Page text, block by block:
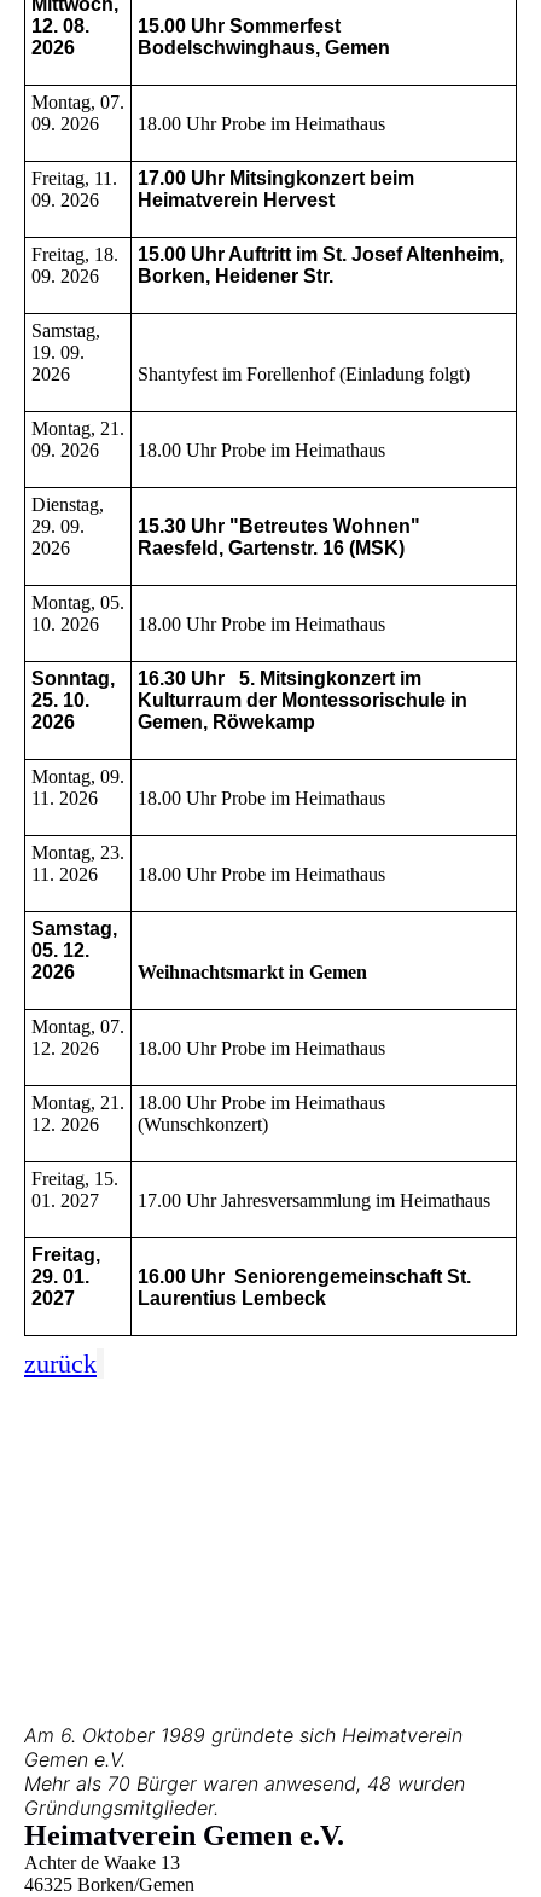
Mittwoch,
12. 08.
2026
15.00 Uhr Sommerfest
Bodelschwinghaus, Gemen
Montag, 07.
09. 2026
18.00 Uhr Probe im Heimathaus
Freitag, 11.
09. 2026
17.00 Uhr Mitsingkonzert beim
Heimatverein Hervest
Freitag, 18.
09. 2026
15.00 Uhr Auftritt im St. Josef Altenheim,
Borken, Heidener Str.
Samstag,
19. 09.
2026
Shantyfest im Forellenhof (Einladung folgt)
Montag, 21.
09. 2026
18.00 Uhr Probe im Heimathaus
Dienstag,
29. 09.
2026
15.30 Uhr "Betreutes Wohnen"
Raesfeld, Gartenstr. 16 (MSK)
Montag, 05.
10. 2026
18.00 Uhr Probe im Heimathaus
Sonntag,
25. 10.
2026
16.30 Uhr 5. Mitsingkonzert im
Kulturraum der Montessorischule in
Gemen, Röwekamp
Montag, 09.
11. 2026
18.00 Uhr Probe im Heimathaus
Montag, 23.
11. 2026
18.00 Uhr Probe im Heimathaus
Samstag,
05. 12.
2026
Weihnachtsmarkt in Gemen
Montag, 07.
12. 2026
18.00 Uhr Probe im Heimathaus
Montag, 21.
12. 2026
18.00 Uhr Probe im Heimathaus
(Wunschkonzert)
Freitag, 15.
01. 2027
17.00 Uhr Jahresversammlung im Heimathaus
Freitag,
29. 01.
2027
16.00 Uhr Seniorengemeinschaft St.
Laurentius Lembeck
zurück
Am 6. Oktober 1989 gründete sich Heimatverein
Gemen e.V.
Mehr als 70 Bürger waren anwesend, 48 wurden
Gründungsmitglieder.
Heimatverein Gemen e.V.
Achter de Waake 13
46325 Borken/Gemen